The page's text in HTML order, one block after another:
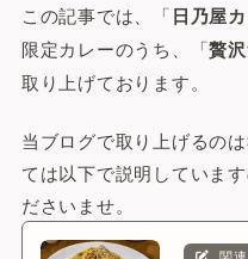
この記事では、「日乃屋
限定カレーのうち、「贅
取り上げております。
当ブログで取り上げるの
ては以下で説明していま
ださいませ。